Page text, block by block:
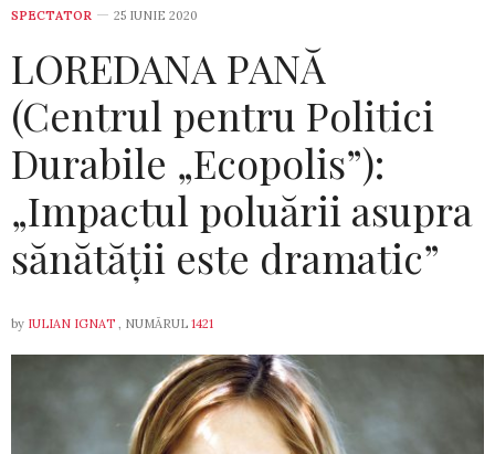
SPECTATOR 25 IUNIE 2020
LOREDANA PANĂ
(Centrul pentru Politici
Durabile „Ecopolis”):
„Impactul poluării asupra
sănătății este dramatic”
by IULIAN IGNAT , NUMĂRUL 1421